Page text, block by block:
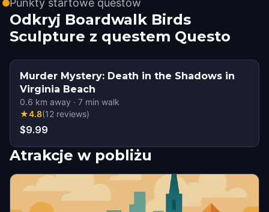
Punkty startowe questów
Odkryj Boardwalk Birds
Sculpture z questem Questo
Murder Mystery: Death in the Shadows in
Virginia Beach
0.6 km away · 7 min walk
★4.8(12 reviews)
$9.99
Atrakcje w pobliżu